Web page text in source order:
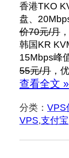
香港TKO
盘、
价70元/月
韩国KR
15Mbps峰
55元/月 ，
查看全文 »
分类： VPS
VPS,支付宝